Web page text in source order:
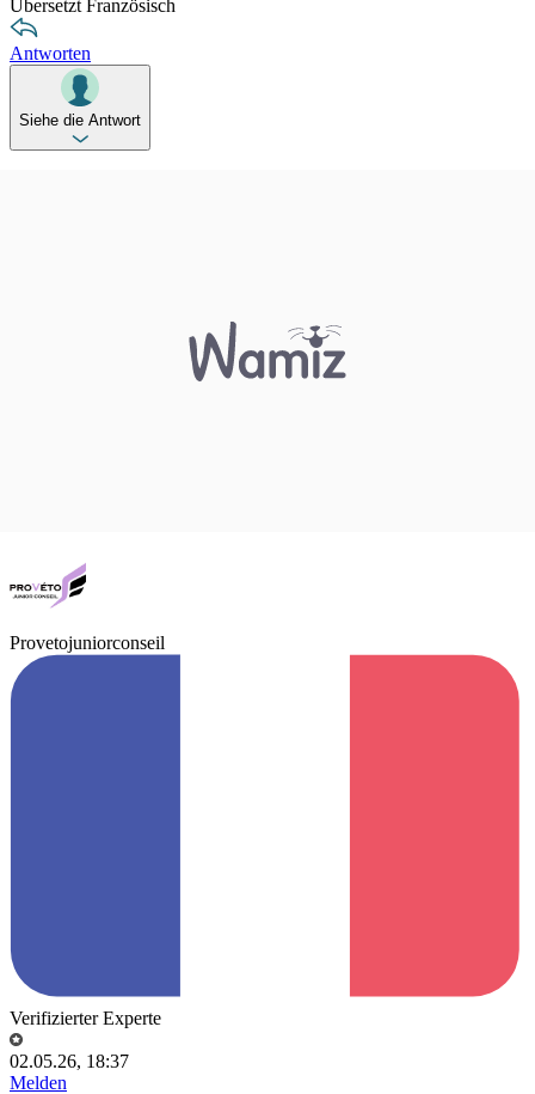
Übersetzt Französisch
Antworten
Siehe die Antwort
Provetojuniorconseil
Verifizierter Experte
02.05.26, 18:37
Melden